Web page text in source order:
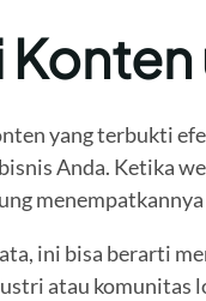
yang terbukti
Anda. Ketika
ini bisa berarti
atau komunitas